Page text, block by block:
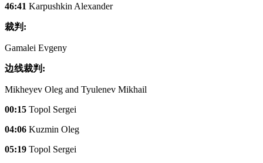
46:41 Karpushkin Alexander
裁判:
Gamalei Evgeny
边线裁判:
Mikheyev Oleg and Tyulenev Mikhail
00:15 Topol Sergei
04:06 Kuzmin Oleg
05:19 Topol Sergei